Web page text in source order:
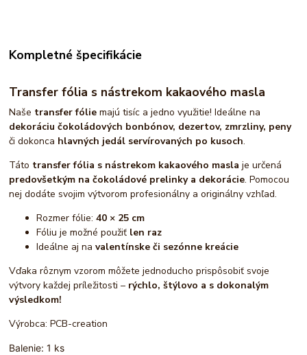
Kompletné špecifikácie
Transfer fólia s nástrekom kakaového masla
Naše transfer fóliemajú tisíc a jedno využitie! Ideálne na
dekoráciu čokoládových bonbónov, dezertov, zmrzliny, peny
či dokonca hlavných jedál servírovaných po kusoch.
Táto transfer fólia s nástrekom kakaového masla je určená
predovšetkým na čokoládové prelinky a dekorácie. Pomocou
nej dodáte svojim výtvorom profesionálny a originálny vzhľad.
Rozmer fólie:40 × 25 cm
Fóliu je možné použiť len raz
Ideálne aj navalentínske či sezónne kreácie
Vďaka rôznym vzorom môžete jednoducho prispôsobiť svoje
výtvory každej príležitosti – rýchlo, štýlovo a s dokonalým
výsledkom!
Výrobca: PCB-creation
Balenie: 1 ks